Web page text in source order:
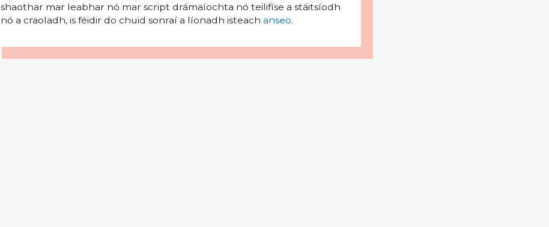
shaothar mar leabhar nó mar script drámaíochta nó teilifíse a stáitsíodh
nó a craoladh, is féidir do chuid sonraí a líonadh isteach anseo.